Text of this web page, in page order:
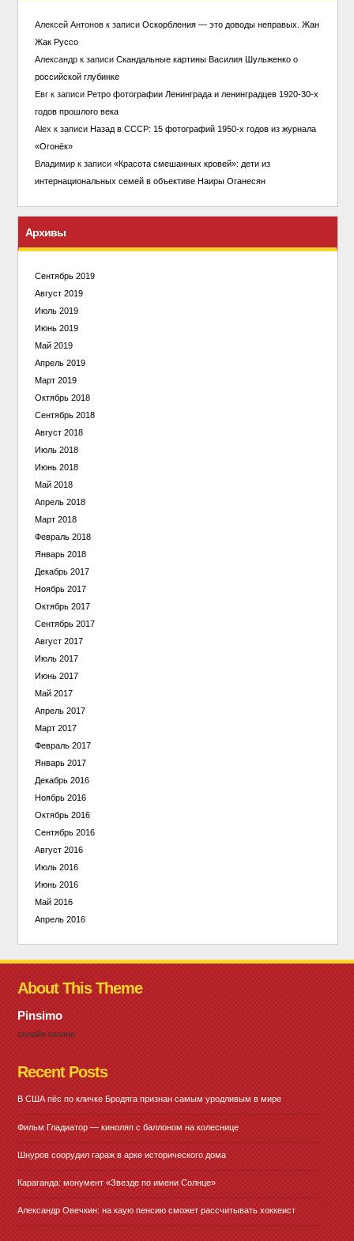
Алексей Антоновк записи Оскорбления — это доводы неправых. Жан
Жак Руссо
Александрк записи Скандальные картины Василия Шульженко о
российской глубинке
Евгк записи Ретро фотографии Ленинграда и ленинградцев 1920-30-х
годов прошлого века
Alexк записи Назад в СССР: 15 фотографий 1950-х годов из журнала
«Огонёк»
Владимирк записи «Красота смешанных кровей»: дети из
интернациональных семей в объективе Наиры Оганесян
Архивы
Сентябрь 2019
Август 2019
Июль 2019
Июнь 2019
Май 2019
Апрель 2019
Март 2019
Октябрь 2018
Сентябрь 2018
Август 2018
Июль 2018
Июнь 2018
Май 2018
Апрель 2018
Март 2018
Февраль 2018
Январь 2018
Декабрь 2017
Ноябрь 2017
Октябрь 2017
Сентябрь 2017
Август 2017
Июль 2017
Июнь 2017
Май 2017
Апрель 2017
Март 2017
Февраль 2017
Январь 2017
Декабрь 2016
Ноябрь 2016
Октябрь 2016
Сентябрь 2016
Август 2016
Июль 2016
Июнь 2016
Май 2016
Апрель 2016
About This Theme
Pinsimo
онлайн казино
Recent Posts
В США пёс по кличке Бродяга признан самым уродливым в мире
Фильм Гладиатор — киноляп с баллоном на колеснице
Шнуров соорудил гараж в арке исторического дома
Караганда: монумент «Звезде по имени Солнце»
Александр Овечкин: на каую пенсию сможет рассчитывать хоккеист